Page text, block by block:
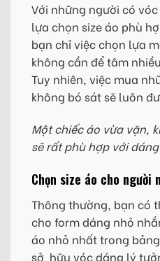
Với những người có
lựa chọn size áo phù
bạn chỉ việc chọn lựa
không cần để tâm
Tuy nhiên, việc mua
không bó sát sẽ luôn
Một chiếc áo vừa vặn,
sẽ rất phù hợp với
Chọn size áo cho người
Thông thường, bạn có
cho form dáng nhỏ
áo nhỏ nhất trong
sở hữu vóc dáng lý